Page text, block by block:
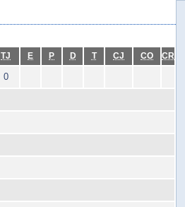
TJ E P D T CJ CO CR
0